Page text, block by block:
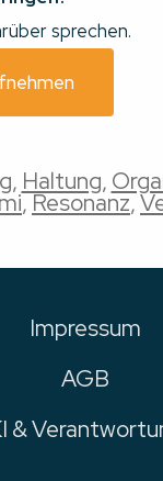
sprechen.
, Haltung,
,Resonanz,
Impressum
AGB
&